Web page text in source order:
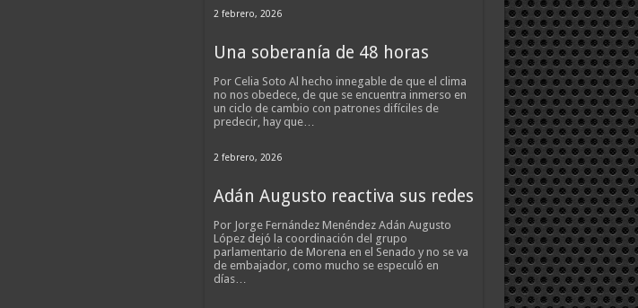
2 febrero, 2026
Una soberanía de 48 horas
Por Celia Soto Al hecho innegable de que el clima
no nos obedece, de que se encuentra inmerso en
un ciclo de cambio con patrones difíciles de
predecir, hay que…
2 febrero, 2026
Adán Augusto reactiva sus redes
Por Jorge Fernández Menéndez Adán Augusto
López dejó la coordinación del grupo
parlamentario de Morena en el Senado y no se va
de embajador, como mucho se especuló en
días…